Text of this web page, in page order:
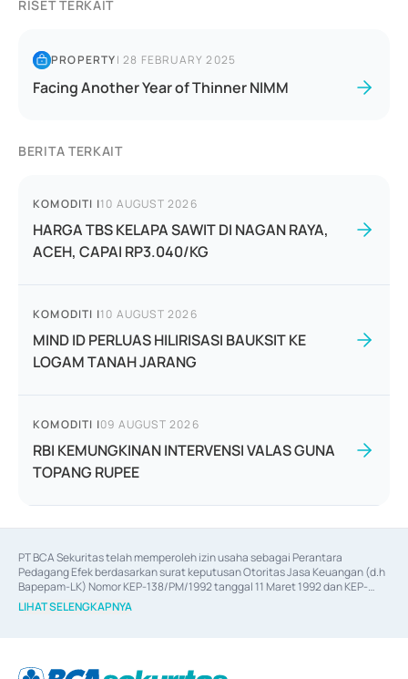
RISET TERKAIT
PROPERTY|28 FEBRUARY 2025
Facing Another Year of Thinner NIMM
BERITA TERKAIT
KOMODITI |10 AUGUST 2026
HARGA TBS KELAPA SAWIT DI NAGAN RAYA,
ACEH, CAPAI RP3.040/KG
KOMODITI |10 AUGUST 2026
MIND ID PERLUAS HILIRISASI BAUKSIT KE
LOGAM TANAH JARANG
KOMODITI |09 AUGUST 2026
RBI KEMUNGKINAN INTERVENSI VALAS GUNA
TOPANG RUPEE
PT BCA Sekuritas telah memperoleh izin usaha sebagai Perantara
Pedagang Efek berdasarkan surat keputusan Otoritas Jasa Keuangan (d.h
Bapepam-LK) Nomor KEP-138/PM/1992 tanggal 11 Maret 1992 dan KEP-
06/D.04/2014 tanggal 28 Februari 2014, izin usaha sebagai Penjamin Emisi
Efek berdasarkan surat keputusan Otoritas Jasa Keuangan Nomor KEP-
berdasarkan surat keputusan Otoritas Jasa Keuangan Nomor S-
LIHAT SELENGKAPNYA